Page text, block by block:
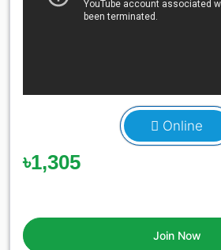
Online
৳1,305
Join Now